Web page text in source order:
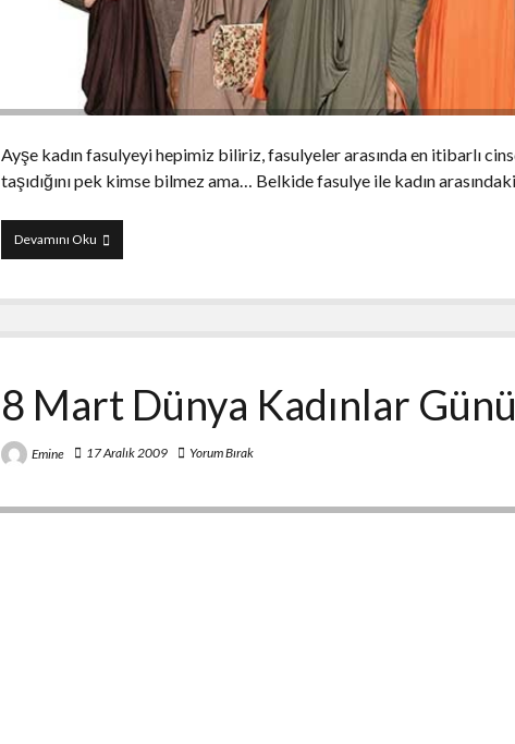
Ayşe kadın fasulyeyi hepimiz biliriz, fasulyeler arasında en itibarlı
taşıdığını pek kimse bilmez ama… Belkide fasulye ile kadın
Devamını Oku Modern
ama
Ol(a)mayan
8 Mart Dünya Kadınlar Günü
Emine 17 Aralık 2009 Yorum Bırak